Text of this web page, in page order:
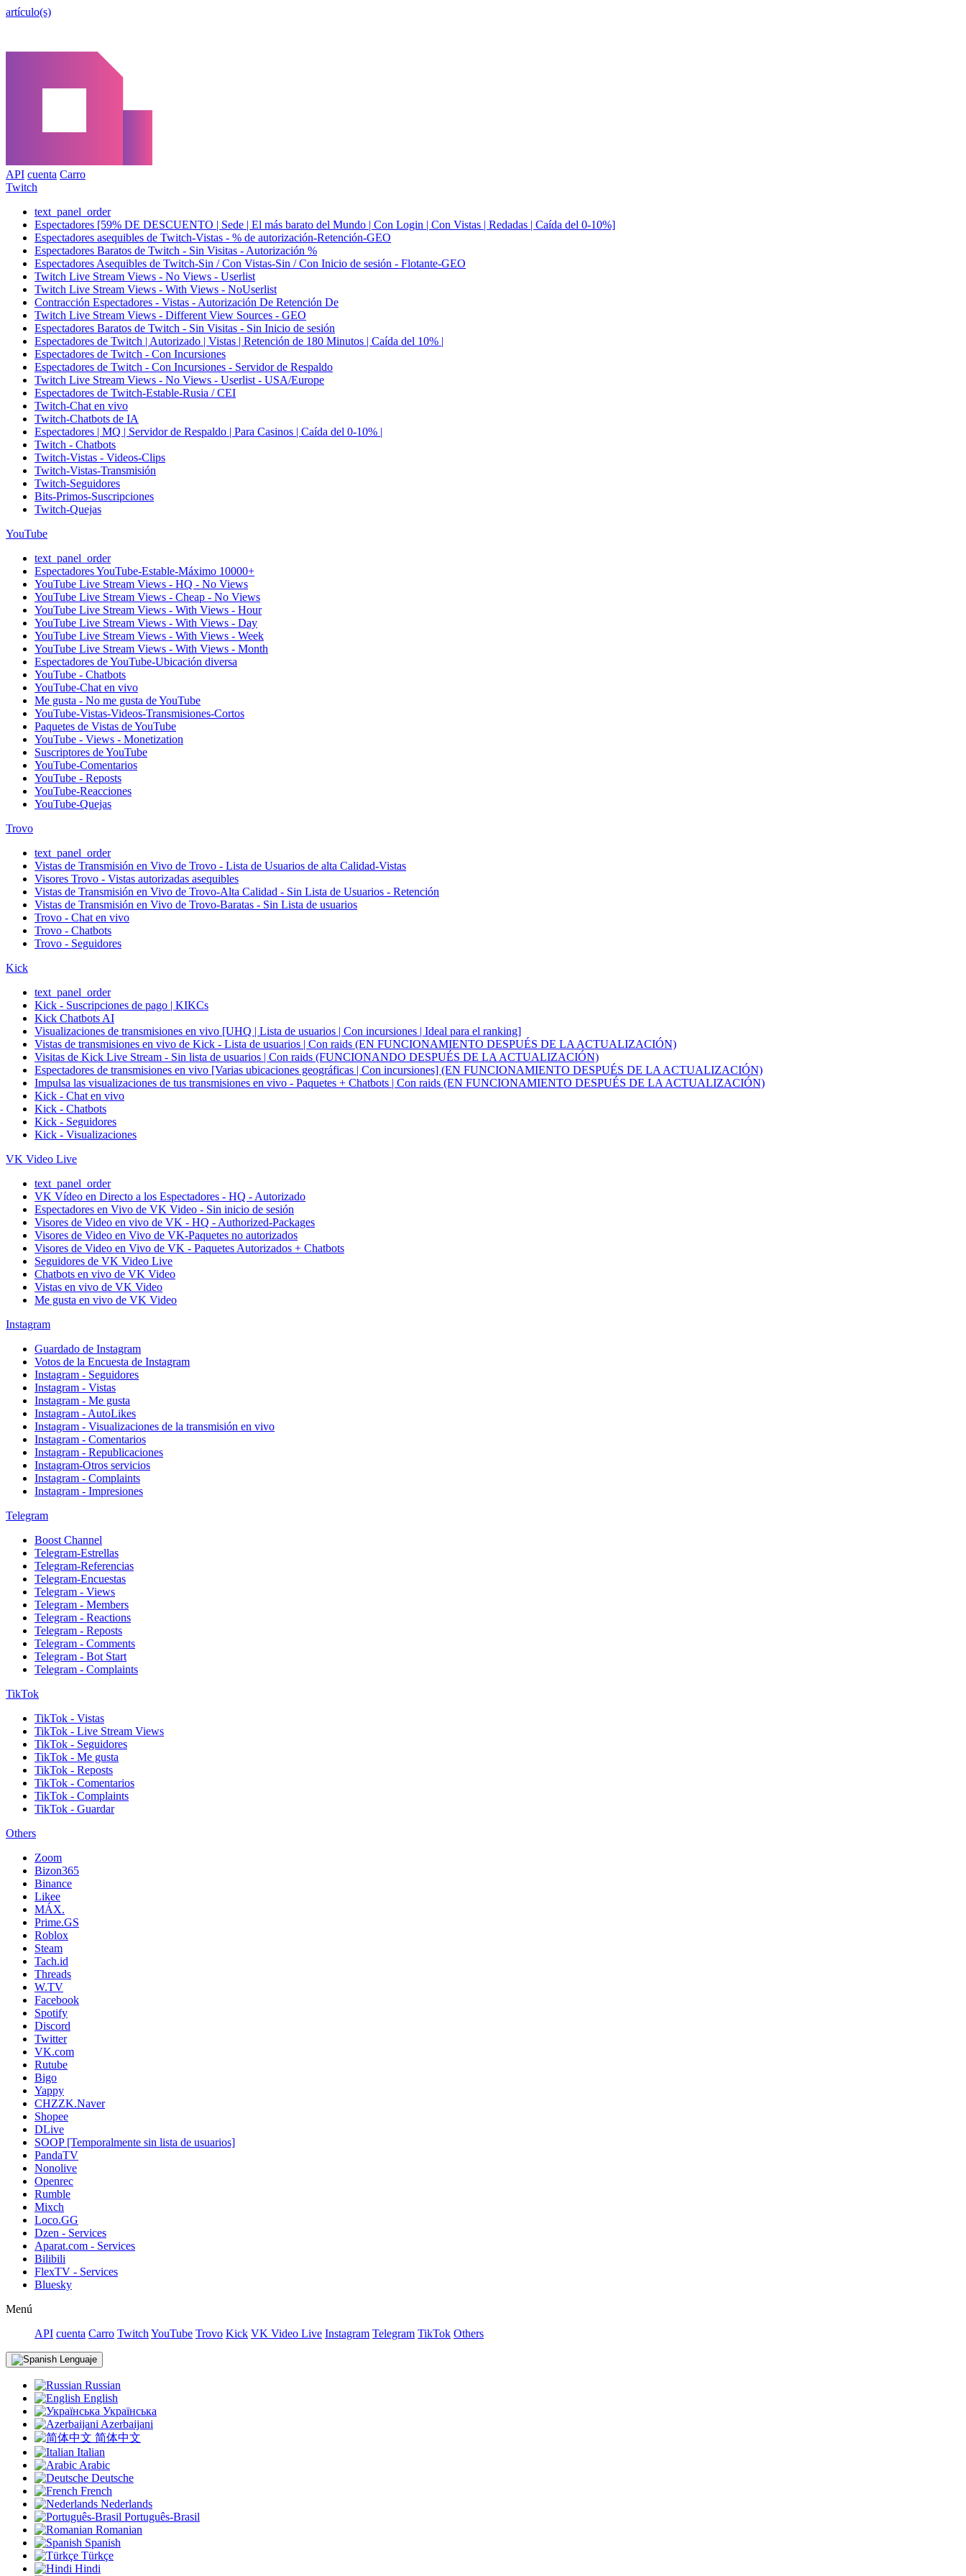
artículo(s)
API cuenta Carro
Twitch
text_panel_order
Espectadores [59% DE DESCUENTO | Sede | El más barato del Mundo | Con Login | Con Vistas | Redadas | Caída del 0-10%]
Espectadores asequibles de Twitch-Vistas - % de autorización-Retención-GEO
Espectadores Baratos de Twitch - Sin Visitas - Autorización %
Espectadores Asequibles de Twitch-Sin / Con Vistas-Sin / Con Inicio de sesión - Flotante-GEO
Twitch Live Stream Views - No Views - Userlist
Twitch Live Stream Views - With Views - NoUserlist
Contracción Espectadores - Vistas - Autorización De Retención De
Twitch Live Stream Views - Different View Sources - GEO
Espectadores Baratos de Twitch - Sin Visitas - Sin Inicio de sesión
Espectadores de Twitch | Autorizado | Vistas | Retención de 180 Minutos | Caída del 10% |
Espectadores de Twitch - Con Incursiones
Espectadores de Twitch - Con Incursiones - Servidor de Respaldo
Twitch Live Stream Views - No Views - Userlist - USA/Europe
Espectadores de Twitch-Estable-Rusia / CEI
Twitch-Chat en vivo
Twitch-Chatbots de IA
Espectadores | MQ | Servidor de Respaldo | Para Casinos | Caída del 0-10% |
Twitch - Chatbots
Twitch-Vistas - Videos-Clips
Twitch-Vistas-Transmisión
Twitch-Seguidores
Bits-Primos-Suscripciones
Twitch-Quejas
YouTube
text_panel_order
Espectadores YouTube-Estable-Máximo 10000+
YouTube Live Stream Views - HQ - No Views
YouTube Live Stream Views - Cheap - No Views
YouTube Live Stream Views - With Views - Hour
YouTube Live Stream Views - With Views - Day
YouTube Live Stream Views - With Views - Week
YouTube Live Stream Views - With Views - Month
Espectadores de YouTube-Ubicación diversa
YouTube - Chatbots
YouTube-Chat en vivo
Me gusta - No me gusta de YouTube
YouTube-Vistas-Videos-Transmisiones-Cortos
Paquetes de Vistas de YouTube
YouTube - Views - Monetization
Suscriptores de YouTube
YouTube-Comentarios
YouTube - Reposts
YouTube-Reacciones
YouTube-Quejas
Trovo
text_panel_order
Vistas de Transmisión en Vivo de Trovo - Lista de Usuarios de alta Calidad-Vistas
Visores Trovo - Vistas autorizadas asequibles
Vistas de Transmisión en Vivo de Trovo-Alta Calidad - Sin Lista de Usuarios - Retención
Vistas de Transmisión en Vivo de Trovo-Baratas - Sin Lista de usuarios
Trovo - Chat en vivo
Trovo - Chatbots
Trovo - Seguidores
Kick
text_panel_order
Kick - Suscripciones de pago | KIKCs
Kick Chatbots AI
Visualizaciones de transmisiones en vivo [UHQ | Lista de usuarios | Con incursiones | Ideal para el ranking]
Vistas de transmisiones en vivo de Kick - Lista de usuarios | Con raids (EN FUNCIONAMIENTO DESPUÉS DE LA ACTUALIZACIÓN)
Visitas de Kick Live Stream - Sin lista de usuarios | Con raids (FUNCIONANDO DESPUÉS DE LA ACTUALIZACIÓN)
Espectadores de transmisiones en vivo [Varias ubicaciones geográficas | Con incursiones] (EN FUNCIONAMIENTO DESPUÉS DE LA ACTUALIZACIÓN)
Impulsa las visualizaciones de tus transmisiones en vivo - Paquetes + Chatbots | Con raids (EN FUNCIONAMIENTO DESPUÉS DE LA ACTUALIZACIÓN)
Kick - Chat en vivo
Kick - Chatbots
Kick - Seguidores
Kick - Visualizaciones
VK Video Live
text_panel_order
VK Vídeo en Directo a los Espectadores - HQ - Autorizado
Espectadores en Vivo de VK Video - Sin inicio de sesión
Visores de Video en vivo de VK - HQ - Authorized-Packages
Visores de Video en Vivo de VK-Paquetes no autorizados
Visores de Video en Vivo de VK - Paquetes Autorizados + Chatbots
Seguidores de VK Video Live
Chatbots en vivo de VK Video
Vistas en vivo de VK Video
Me gusta en vivo de VK Video
Instagram
Guardado de Instagram
Votos de la Encuesta de Instagram
Instagram - Seguidores
Instagram - Vistas
Instagram - Me gusta
Instagram - AutoLikes
Instagram - Visualizaciones de la transmisión en vivo
Instagram - Comentarios
Instagram - Republicaciones
Instagram-Otros servicios
Instagram - Complaints
Instagram - Impresiones
Telegram
Boost Channel
Telegram-Estrellas
Telegram-Referencias
Telegram-Encuestas
Telegram - Views
Telegram - Members
Telegram - Reactions
Telegram - Reposts
Telegram - Comments
Telegram - Bot Start
Telegram - Complaints
TikTok
TikTok - Vistas
TikTok - Live Stream Views
TikTok - Seguidores
TikTok - Me gusta
TikTok - Reposts
TikTok - Comentarios
TikTok - Complaints
TikTok - Guardar
Others
Zoom
Bizon365
Binance
Likee
MÁX.
Prime.GS
Roblox
Steam
Tach.id
Threads
W.TV
Facebook
Spotify
Discord
Twitter
VK.com
Rutube
Bigo
Yappy
CHZZK.Naver
Shopee
DLive
SOOP [Temporalmente sin lista de usuarios]
PandaTV
Nonolive
Openrec
Rumble
Mixch
Loco.GG
Dzen - Services
Aparat.com - Services
Bilibili
FlexTV - Services
Bluesky
Menú
API cuenta Carro Twitch YouTube Trovo Kick VK Video Live Instagram Telegram TikTok Others
Lenguaje
Russian
English
Українська
Azerbaijani
简体中文
Italian
Arabic
Deutsche
French
Nederlands
Português-Brasil
Romanian
Spanish
Türkçe
Hindi